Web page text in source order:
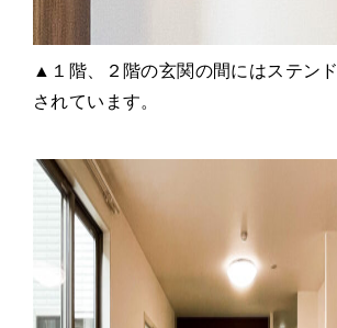
▲１階、２階の玄関の間にはステン
されています。